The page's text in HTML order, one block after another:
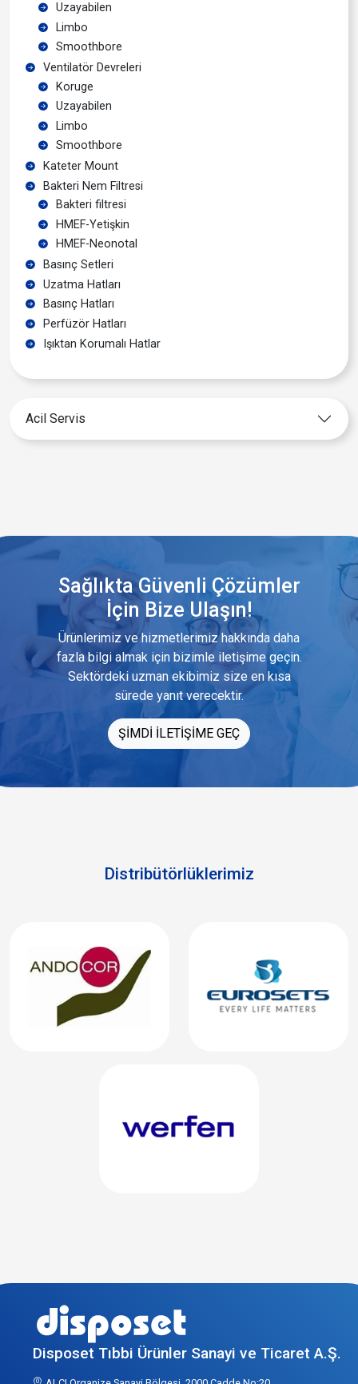
Uzayabilen
Limbo
Smoothbore
Ventilatör Devreleri
Koruge
Uzayabilen
Limbo
Smoothbore
Kateter Mount
Bakteri Nem Filtresi
Bakteri filtresi
HMEF-Yetişkin
HMEF-Neonotal
Basınç Setleri
Uzatma Hatları
Basınç Hatları
Perfüzör Hatları
Işıktan Korumalı Hatlar
Acil Servis
Sağlıkta Güvenli Çözümler
İçin Bize Ulaşın!
Ürünlerimiz ve hizmetlerimiz hakkında daha
fazla bilgi almak için bizimle iletişime geçin.
Sektördeki uzman ekibimiz size en kısa
sürede yanıt verecektir.
ŞİMDİ İLETİŞİME GEÇ
Distribütörlüklerimiz
Disposet Tıbbi Ürünler Sanayi ve Ticaret A.Ş.